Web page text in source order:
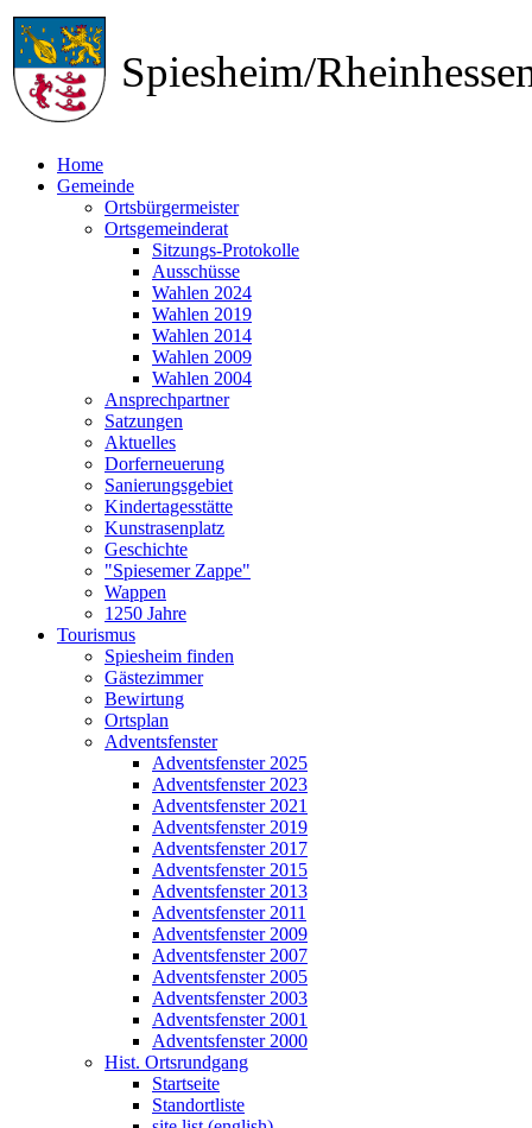
Spiesheim/
Home
Gemeinde
Ortsbürgermeister
Ortsgemeinderat
Sitzungs-Protokolle
Ausschüsse
Wahlen 2024
Wahlen 2019
Wahlen 2014
Wahlen 2009
Wahlen 2004
Ansprechpartner
Satzungen
Aktuelles
Dorferneuerung
Sanierungsgebiet
Kindertagesstätte
Kunstrasenplatz
Geschichte
"Spiesemer Zappe"
Wappen
1250 Jahre
Tourismus
Spiesheim finden
Gästezimmer
Bewirtung
Ortsplan
Adventsfenster
Adventsfenster 2025
Adventsfenster 2023
Adventsfenster 2021
Adventsfenster 2019
Adventsfenster 2017
Adventsfenster 2015
Adventsfenster 2013
Adventsfenster 2011
Adventsfenster 2009
Adventsfenster 2007
Adventsfenster 2005
Adventsfenster 2003
Adventsfenster 2001
Adventsfenster 2000
Hist. Ortsrundgang
Startseite
Standortliste